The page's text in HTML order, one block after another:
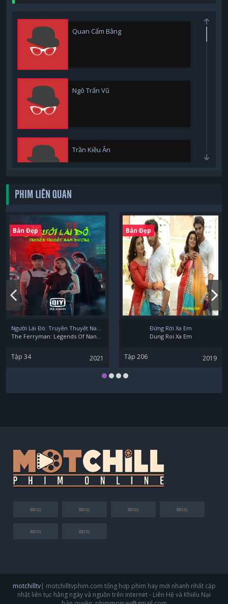
Quan Cẩm Bằng
Ngô Trấn Vũ
Trần Kiều Ân
Tô Khả
Ngô Hân
PHIM LIÊN QUAN
Bản Đẹp
Người Lái Đò: Truyền Thuyết Nam Dương
The Ferryman: Legends Of Nanyang
Tập 34 2021
Bản Đẹp
Đừng Rời Xa Em
Dung Roi Xa Em
Tập 206 2019
motchilltv| motchilltvphim.com tổng hợp phim hay mới nhanh nhất cập
nhật liên tục hằng ngày và nguồn trên internet - Liên Hệ và Khiếu Nại